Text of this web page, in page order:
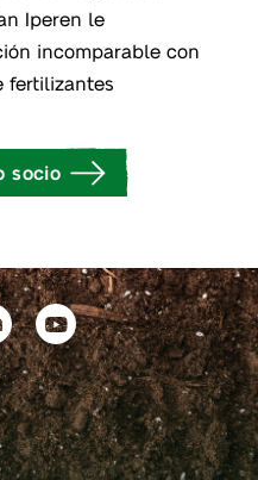
Iperen le
incomparable con
fertilizantes
socio